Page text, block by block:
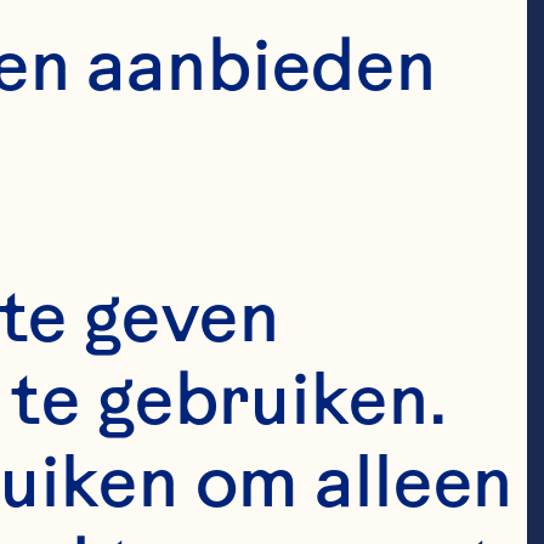
to
as their
different
and
aanbieden
geven
gebruiken.
om alleen